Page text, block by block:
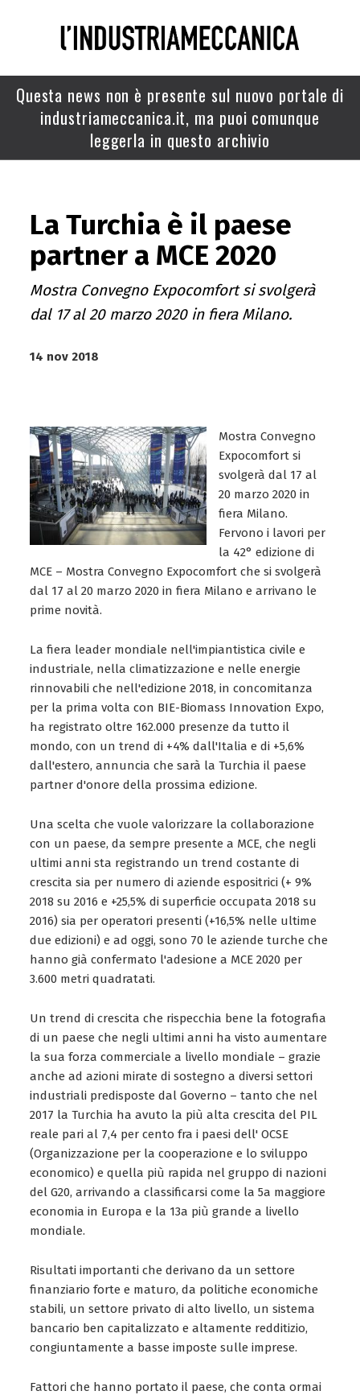
Questa news non è presente sul nuovo portale di
industriameccanica.it, ma puoi comunque
leggerla in questo archivio
La Turchia è il paese
partner a MCE 2020
Mostra Convegno Expocomfort si svolgerà
dal 17 al 20 marzo 2020 in fiera Milano.
14 nov 2018
Mostra Convegno
Expocomfort si
svolgerà dal 17 al
20 marzo 2020 in
fiera Milano.
Fervono i lavori per
la 42° edizione di
MCE – Mostra Convegno Expocomfort che si svolgerà
dal 17 al 20 marzo 2020 in fiera Milano e arrivano le
prime novità.
La fiera leader mondiale nell'impiantistica civile e
industriale, nella climatizzazione e nelle energie
rinnovabili che nell'edizione 2018, in concomitanza
per la prima volta con BIE-Biomass Innovation Expo,
ha registrato oltre 162.000 presenze da tutto il
mondo, con un trend di +4% dall'Italia e di +5,6%
dall'estero, annuncia che sarà la Turchia il paese
partner d'onore della prossima edizione.
Una scelta che vuole valorizzare la collaborazione
con un paese, da sempre presente a MCE, che negli
ultimi anni sta registrando un trend costante di
crescita sia per numero di aziende espositrici (+ 9%
2018 su 2016 e +25,5% di superficie occupata 2018 su
2016) sia per operatori presenti (+16,5% nelle ultime
due edizioni) e ad oggi, sono 70 le aziende turche che
hanno già confermato l'adesione a MCE 2020 per
3.600 metri quadratati.
Un trend di crescita che rispecchia bene la fotografia
di un paese che negli ultimi anni ha visto aumentare
la sua forza commerciale a livello mondiale – grazie
anche ad azioni mirate di sostegno a diversi settori
industriali predisposte dal Governo – tanto che nel
2017 la Turchia ha avuto la più alta crescita del PIL
reale pari al 7,4 per cento fra i paesi dell' OCSE
(Organizzazione per la cooperazione e lo sviluppo
economico) e quella più rapida nel gruppo di nazioni
del G20, arrivando a classificarsi come la 5a maggiore
economia in Europa e la 13a più grande a livello
mondiale.
Risultati importanti che derivano da un settore
finanziario forte e maturo, da politiche economiche
stabili, un settore privato di alto livello, un sistema
bancario ben capitalizzato e altamente redditizio,
congiuntamente a basse imposte sulle imprese.
Fattori che hanno portato il paese, che conta ormai